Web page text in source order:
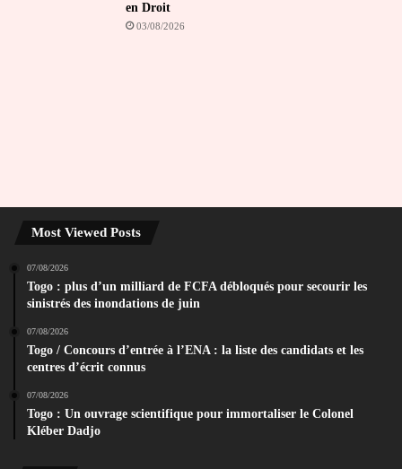
en Droit
03/08/2026
Most Viewed Posts
07/08/2026
Togo : plus d’un milliard de FCFA débloqués pour secourir les
sinistrés des inondations de juin
07/08/2026
Togo / Concours d’entrée à l’ENA : la liste des candidats et les
centres d’écrit connus
07/08/2026
Togo : Un ouvrage scientifique pour immortaliser le Colonel
Kléber Dadjo